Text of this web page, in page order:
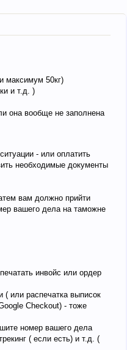
максимум 50кг)
и т.д. )
она вообще не заполнена
- или оплатить
необходимые документы
вам должно прийти
вашего дела на таможне
инвойс или ордер
( или распечатка выписок
Checkout) - тоже
номер вашего дела
( если есть) и т.д. (